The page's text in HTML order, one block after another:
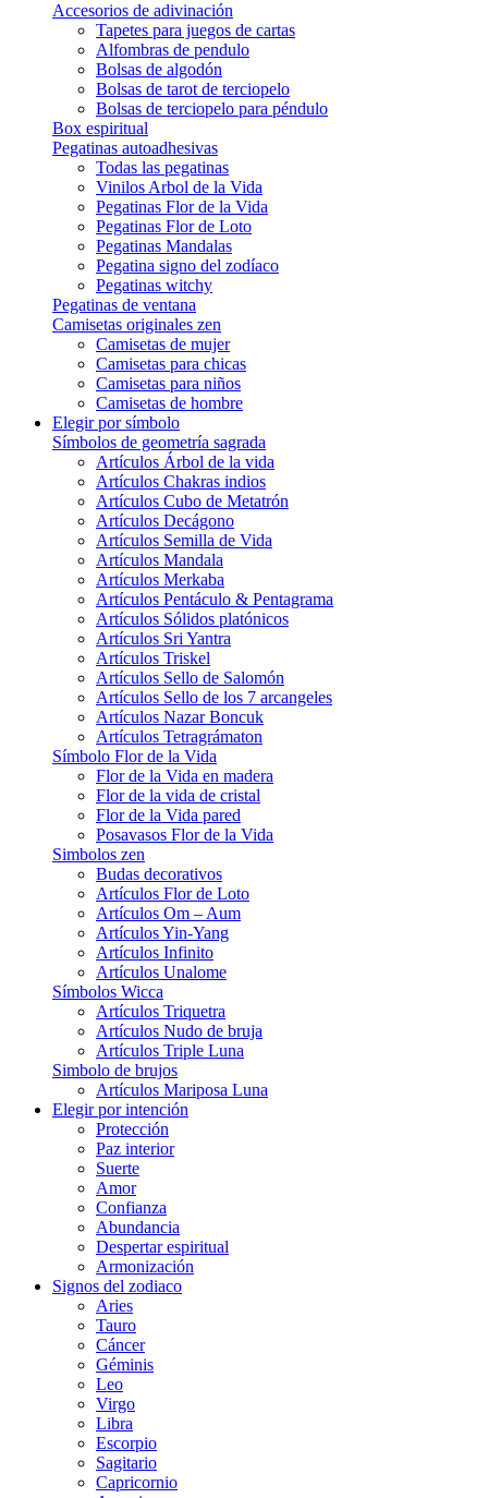
Accesorios de adivinación
Tapetes para juegos de cartas
Alfombras de pendulo
Bolsas de algodón
Bolsas de tarot de terciopelo
Bolsas de terciopelo para péndulo
Box espiritual
Pegatinas autoadhesivas
Todas las pegatinas
Vinilos Arbol de la Vida
Pegatinas Flor de la Vida
Pegatinas Flor de Loto
Pegatinas Mandalas
Pegatina signo del zodíaco
Pegatinas witchy
Pegatinas de ventana
Camisetas originales zen
Camisetas de mujer
Camisetas para chicas
Camisetas para niños
Camisetas de hombre
Elegir por símbolo
Símbolos de geometría sagrada
Artículos Árbol de la vida
Artículos Chakras indios
Artículos Cubo de Metatrón
Artículos Decágono
Artículos Semilla de Vida
Artículos Mandala
Artículos Merkaba
Artículos Pentáculo & Pentagrama
Artículos Sólidos platónicos
Artículos Sri Yantra
Artículos Triskel
Artículos Sello de Salomón
Artículos Sello de los 7 arcangeles
Artículos Nazar Boncuk
Artículos Tetragrámaton
Símbolo Flor de la Vida
Flor de la Vida en madera
Flor de la vida de cristal
Flor de la Vida pared
Posavasos Flor de la Vida
Simbolos zen
Budas decorativos
Artículos Flor de Loto
Artículos Om – Aum
Artículos Yin-Yang
Artículos Infinito
Artículos Unalome
Símbolos Wicca
Artículos Triquetra
Artículos Nudo de bruja
Artículos Triple Luna
Simbolo de brujos
Artículos Mariposa Luna
Elegir por intención
Protección
Paz interior
Suerte
Amor
Confianza
Abundancia
Despertar espiritual
Armonización
Signos del zodiaco
Aries
Tauro
Cáncer
Géminis
Leo
Virgo
Libra
Escorpio
Sagitario
Capricornio